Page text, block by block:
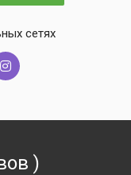
сетях
)